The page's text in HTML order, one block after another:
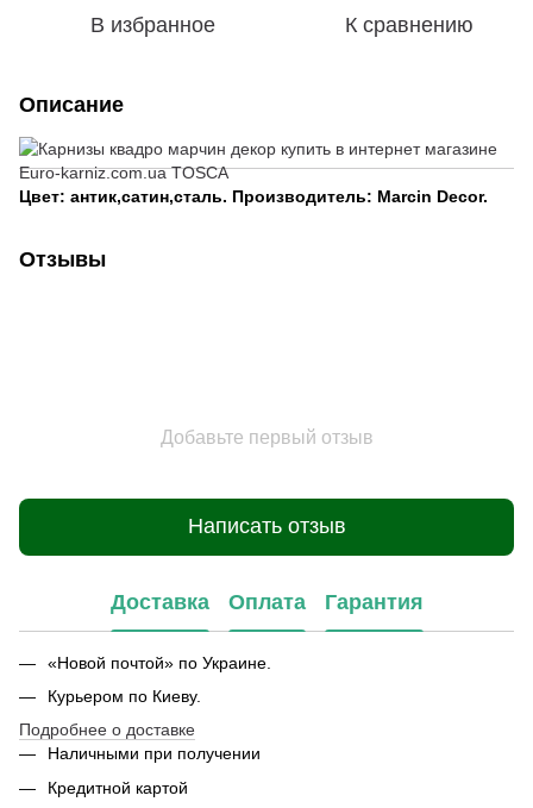
В избранное К сравнению
Описание
Цвет: антик,сатин,сталь. Производитель: Marcin Decor.
Отзывы
Добавьте первый отзыв
Написать отзыв
Доставка Оплата Гарантия
«Новой почтой» по Украине.
Курьером по Киеву.
Подробнее о доставке
Наличными при получении
Кредитной картой